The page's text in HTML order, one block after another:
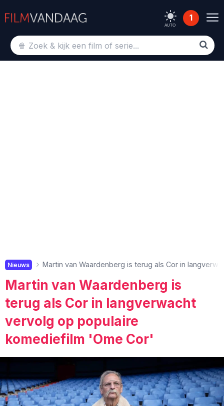
AUTO
1
Nieuws Martin van Waardenberg is terug als Cor in
Martin van Waardenberg is
terug als Cor in langverwacht
vervolg op populaire
komediefilm 'Ome Cor'